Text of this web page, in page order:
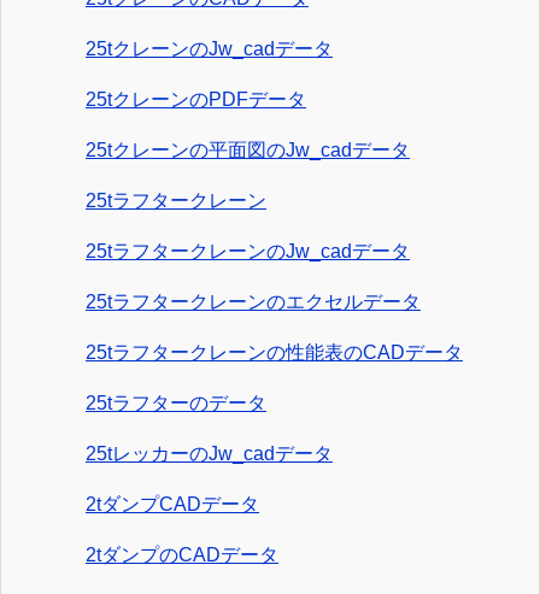
25tクレーンのJw_cadデータ
25tクレーンのPDFデータ
25tクレーンの平面図のJw_cadデータ
25tラフタークレーン
25tラフタークレーンのJw_cadデータ
25tラフタークレーンのエクセルデータ
25tラフタークレーンの性能表のCADデータ
25tラフターのデータ
25tレッカーのJw_cadデータ
2tダンプCADデータ
2tダンプのCADデータ